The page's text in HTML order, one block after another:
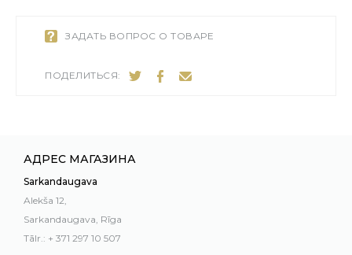
ЗАДАТЬ ВОПРОС О ТОВАРЕ
ПОДЕЛИТЬСЯ:
АДРЕС МАГАЗИНА
Sarkandaugava
Alekša 12,
Sarkandaugava, Rīga
Tālr.: + 371 297 10 507